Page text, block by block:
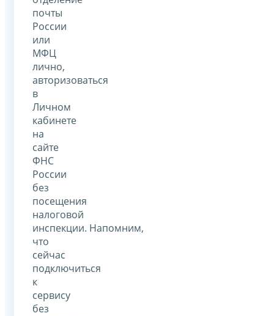
почты
России
или
МФЦ
лично,
авторизоваться
в
Личном
кабинете
на
сайте
ФНС
России
без
посещения
налоговой
инспекции. Напомним,
что
сейчас
подключиться
к
сервису
без